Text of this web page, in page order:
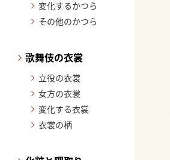
変化するかつら
その他のかつら
歌舞伎の衣裳
立役の衣裳
女方の衣裳
変化する衣裳
衣裳の柄